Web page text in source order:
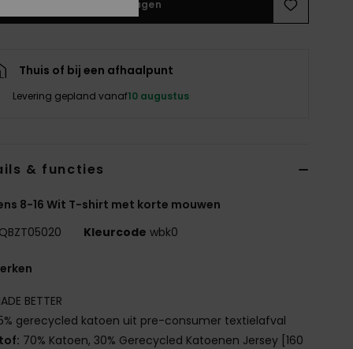
In winkelwagen
Thuis of bij een afhaalpunt
Levering gepland vanaf10 augustus
& functies
8-16 Wit T-shirt met korte mouwen
Kleurcode wbk0
BETTER
gerecycled katoen uit pre-consumer textielafval
70% Katoen, 30% Gerecycled Katoenen Jersey [160